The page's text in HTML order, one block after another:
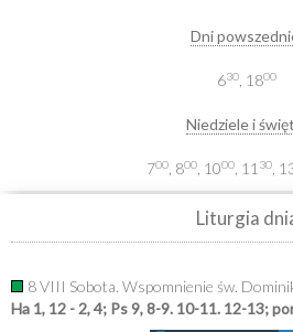
Dni
630 , 1800
Niedziele i
700 , 800 , 1000 , 11 30 ,
Liturgia
8 VIII Sobota. Wspomnienie św.
Ha 1, 12 - 2, 4; Ps 9, 8-9. 10-11. 12-13;